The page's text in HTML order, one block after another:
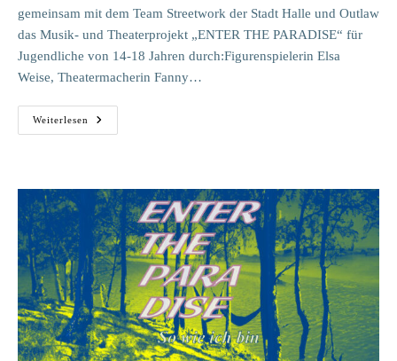
gemeinsam mit dem Team Streetwork der Stadt Halle und Outlaw
das Musik- und Theaterprojekt „ENTER THE PARADISE“ für
Jugendliche von 14-18 Jahren durch:Figurenspielerin Elsa
Weise, Theatermacherin Fanny…
Weiterlesen
Enter
The